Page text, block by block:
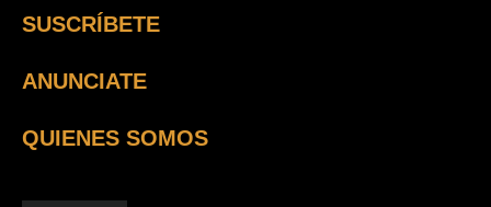
SUSCRÍBETE
ANUNCIATE
QUIENES SOMOS